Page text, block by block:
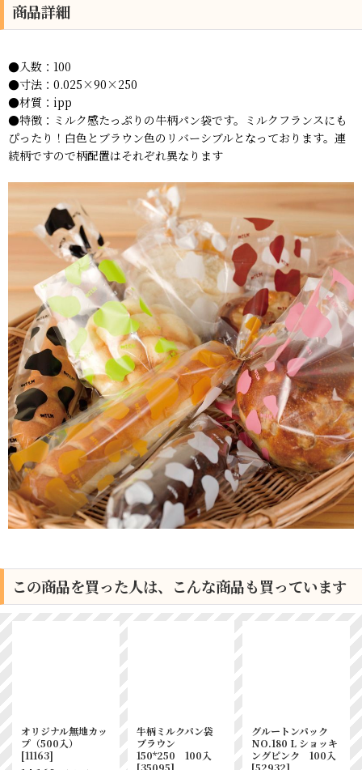
商品詳細
●入数：100
●寸法：0.025×90×250
●材質：ipp
●特徴：ミルク感たっぷりの牛柄パン袋です。ミルクフランスにも
ぴったり！白色とブラウン色のリバーシブルとなっております。連
続柄ですので柄配置はそれぞれ異なります
この商品を買った人は、こんな商品も買っています
牛柄ミルクパン袋
黒 150*180 100
入[35063
牛柄ミルクパン袋
黒 90*250 100
入 [35065 ]
牛柄ミルクパン袋
オークル
90*250 100入
[35077]